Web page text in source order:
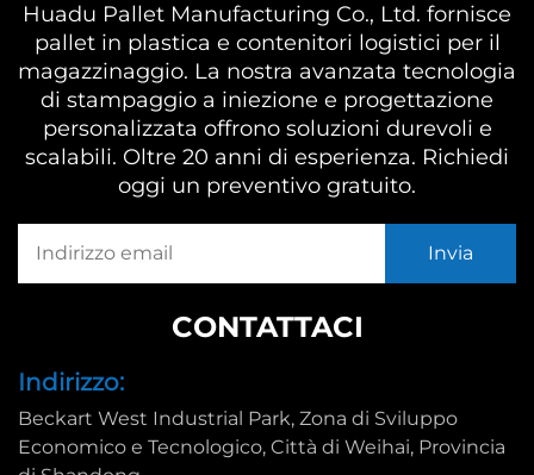
Huadu Pallet Manufacturing Co., Ltd. fornisce
pallet in plastica e contenitori logistici per il
magazzinaggio. La nostra avanzata tecnologia
di stampaggio a iniezione e progettazione
personalizzata offrono soluzioni durevoli e
scalabili. Oltre 20 anni di esperienza. Richiedi
oggi un preventivo gratuito.
CONTATTACI
Indirizzo:
Beckart West Industrial Park, Zona di Sviluppo
Economico e Tecnologico, Città di Weihai, Provincia